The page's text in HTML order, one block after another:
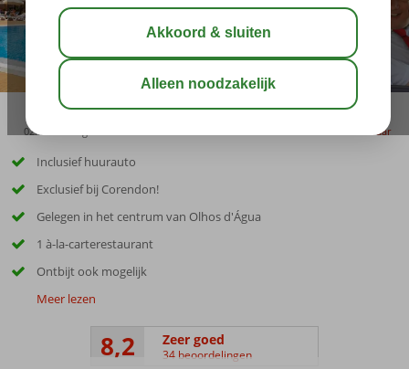
02:45 bewaar
Inclusief huurauto
Exclusief bij Corendon!
Gelegen in het centrum van Olhos d'Água
1 à-la-carterestaurant
Ontbijt ook mogelijk
Meer lezen
8,2 Zeer goed
34 beoordelingen